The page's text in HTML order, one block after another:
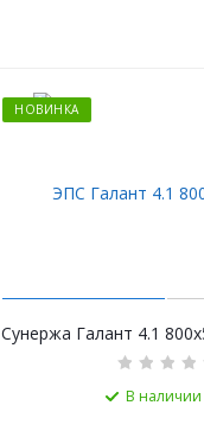
НОВИНКА
Сунержа Галант 4.1
В наличии